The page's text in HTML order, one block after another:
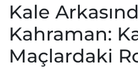
Kale
Kahraman:
Maçlardaki